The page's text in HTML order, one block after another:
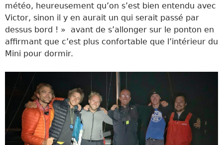
météo, heureusement qu’on s’est bien entendu avec
Victor, sinon il y en aurait un qui serait passé par
dessus bord ! » avant de s’allonger sur le ponton en
affirmant que c’est plus confortable que l’intérieur du
Mini pour dormir.